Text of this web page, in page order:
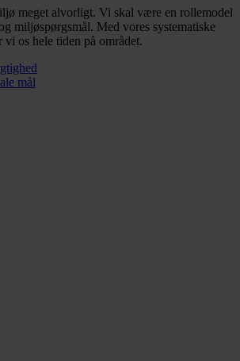
meget alvorligt. Vi skal være en rollemodel
miljøspørgsmål. Med vores systematiske
os hele tiden på området.
mål